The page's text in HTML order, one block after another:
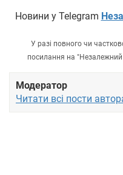
Новини у Telegram
У разі повного чи
посилання на
Модератор
Читати всі пости